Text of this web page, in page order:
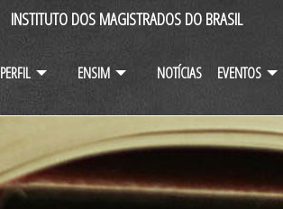
INSTITUTO DOS MAGISTRADOS DO BRASIL
PERFIL ENSIM NOTÍCIAS EVENTOS